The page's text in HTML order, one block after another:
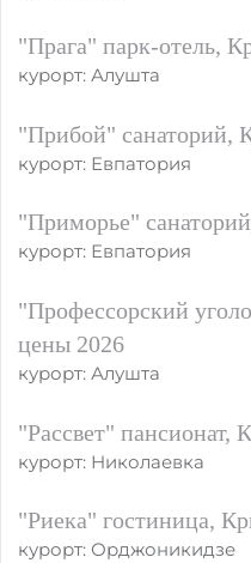
"Прага" парк-отель,
курорт: Алушта
"Прибой" санаторий,
курорт: Евпатория
"Приморье"
курорт: Евпатория
"Профессорский
цены 2026
курорт: Алушта
"Рассвет" пансионат,
курорт: Николаевка
"Риека" гостиница,
курорт: Орджоникидзе